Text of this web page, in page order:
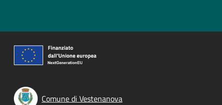
Comune di Vestenanova